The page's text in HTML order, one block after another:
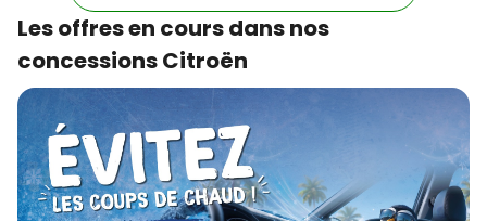
Les offres en cours dans nos
concessions Citroën